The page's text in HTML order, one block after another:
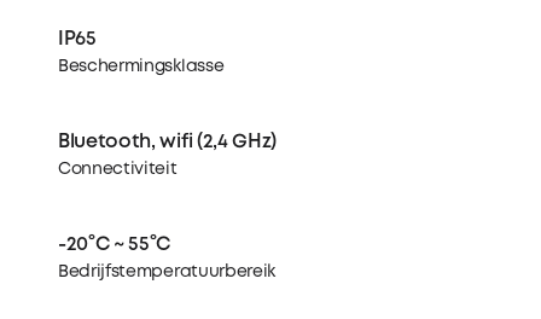
IP65
Beschermingsklasse
Bluetooth, wifi (2,4 GHz)
Connectiviteit
-20°C ~ 55°C
Bedrijfstemperatuurbereik